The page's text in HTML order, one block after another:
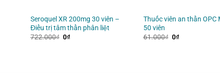
Seroquel XR 200mg 30 viên –
Điều trị tâm thần phân liệt
722.000₫ Giá
0₫Giá
Thuốc viên an thần OPC
50 viên
61.000₫ Giá
0₫Giá